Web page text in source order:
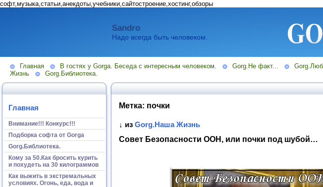
софт,музыка,статьи,анекдоты,учебники,сайтостроение,хостинг,обзоры
Sandro
Надо всегда быть человеком.
Главная В гостях у Gorga. Беседа с интересным человеком. Gorg.Не факт...
Жизнь
Gorg.Библиотека.
Главная
Внимание!!! Конкурс!!!
Подборка софта от Gorga
Gorg.Библиотека.
Кому за 50.Как бросить курить
и похудеть на 30 килограммов
Как выжить в экстремальных
условиях. Огонь, еда, вода и
Метка: почки
↓ из Gorg.Наша Жизнь
Совет Безопасности ООН, или почки под шубой…